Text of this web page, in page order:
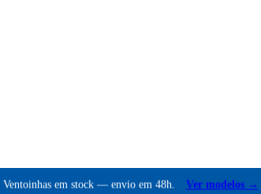
Ventoinhas em stock — envio em 48h. Ver modelos →